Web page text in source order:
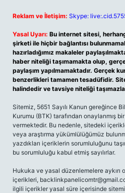
Reklam ve İletişim: Skype:
Yasal Uyarı: Bu internet sitesi,
şirketi ile hiçbir bağlantısı
hazırladığımız makaleler
haber niteliği taşımamakta olup,
paylaşım yapılmamaktadır. Gerçek
benzerlikleri tamamen tesadüfidir.
halindedir ve tavsiye niteliği
Sitemiz, 5651 Sayılı Kanun gereğince
Kurumu (BTK) tarafından onaylanmış
vermektedir. Bu nedenle, sitedeki
veya araştırma yükümlülüğümüz
yazdıkları içeriklerin sorumluluğunu
bu sorumluluğu kabul etmiş sayılırlar.
Hukuka ve yasal düzenlemelere aykırı
içerikleri,
ilgili içerikler yasal süre içerisinde